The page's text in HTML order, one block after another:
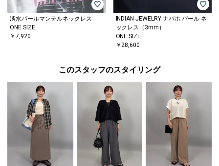
淡水パールマンテルネックレス
ONE SIZE
￥7,920
INDIAN JEWELRY:ナバホ パール ネ
ックレス（3mm）
ONE SIZE
￥28,600
このスタッフのスタイリング